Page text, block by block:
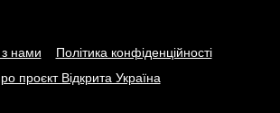
з нами
Політика конфіденційності
проєкт Відкрита Україна